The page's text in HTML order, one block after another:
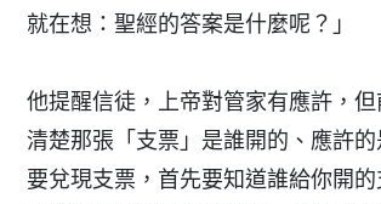
就在想：聖經的答案是什麼呢？」
他提醒信徒，上帝對管家有應許，
清楚那張「支票」是誰開的、應許
要兌現支票，首先要知道誰給你開